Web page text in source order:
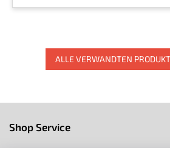
ALLE VERWANDTEN
Shop Service